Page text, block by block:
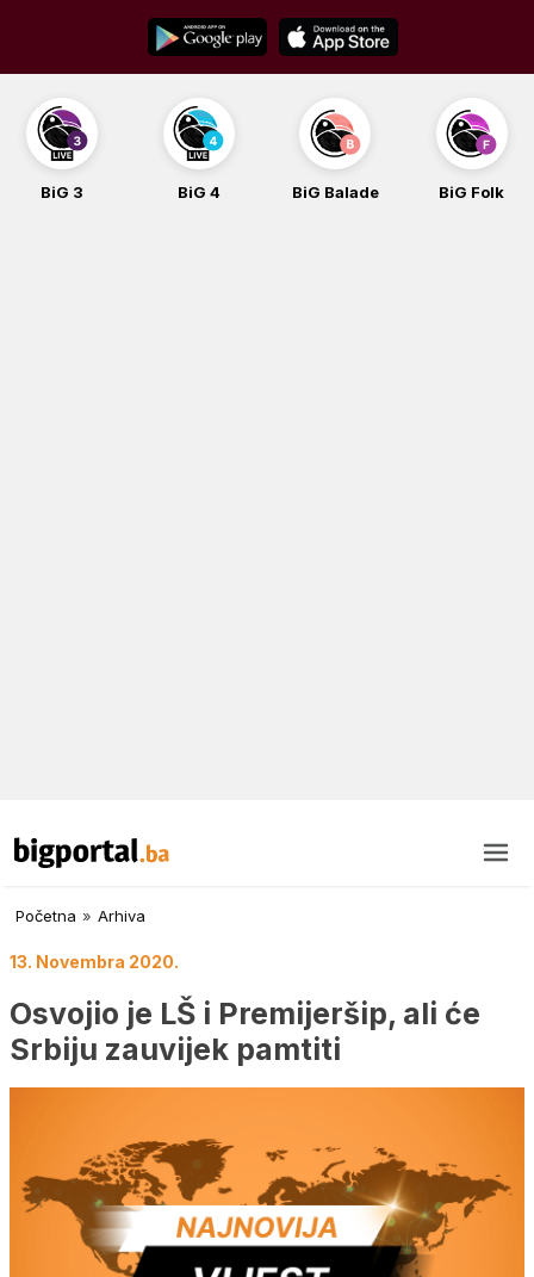
content
BiG 3 BiG 4 BiG Balade BiG Folk
Početna » Arhiva
13. Novembra 2020.
Osvojio je LŠ i Premijeršip, ali će
Srbiju zauvijek pamtiti